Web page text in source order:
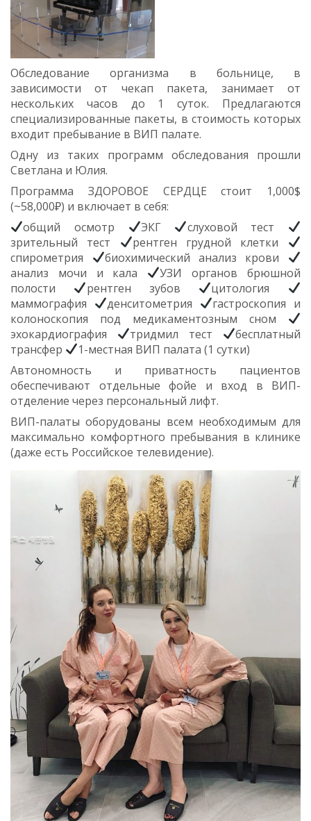
Обследование организма в больнице, в
зависимости от чекап пакета, занимает от
нескольких часов до 1 суток. Предлагаются
специализированные пакеты, в стоимость которых
входит пребывание в ВИП палате.
Одну из таких программ обследования прошли
Светлана и Юлия.
Программа ЗДОРОВОЕ СЕРДЦЕ стоит 1,000$
(~58,000₽) и включает в себя:
общий осмотр
ЭКГ
слуховой тест
зрительный тест
рентген грудной клетки
спирометрия
биохимический анализ крови
анализ мочи и кала
УЗИ органов брюшной
полости
рентген зубов
цитология
маммография
денситометрия
гастроскопия и
колоноскопия под медикаментозным сном
эхокардиография
тридмил тест
бесплатный
трансфер
1-местная ВИП палата (1 сутки)
Автономность и приватность пациентов
обеспечивают отдельные фойе и вход в ВИП-
отделение через персональный лифт.
ВИП-палаты оборудованы всем необходимым для
максимально комфортного пребывания в клинике
(даже есть Российское телевидение).